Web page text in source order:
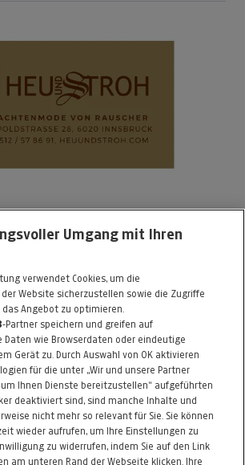
Trachtenexperte von Familie
Kaufvertrag
ZURÜCK NACH
OBEN
Umgang mit Ihren
verwendet Cookies, um die
Website sicherzustellen sowie die Zugriffe
Angebot zu optimieren.
-Partner speichern und greifen auf
Daten wie Browserdaten oder eindeutige
Gerät zu. Durch Auswahl von OK aktivieren
für die unter „Wir und unsere Partner
Ihnen Dienste bereitzustellen“ aufgeführten
deaktiviert sind, sind manche Inhalte und
nicht mehr so relevant für Sie. Sie können
wieder aufrufen, um Ihre Einstellungen zu
zu widerrufen, indem Sie auf den Link
am unteren Rand der Webseite klicken. Ihre